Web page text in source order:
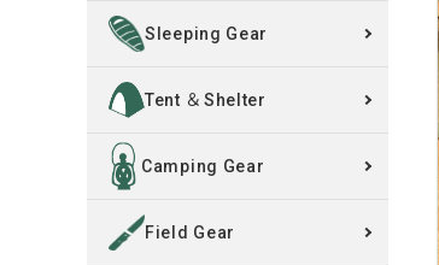
INFORMATION
ACCOUNT MENU
ようこそ ゲスト 様
ログイン
Sleeping Gear
Tent ＆ Shelter
Camping Gear
Field Gear